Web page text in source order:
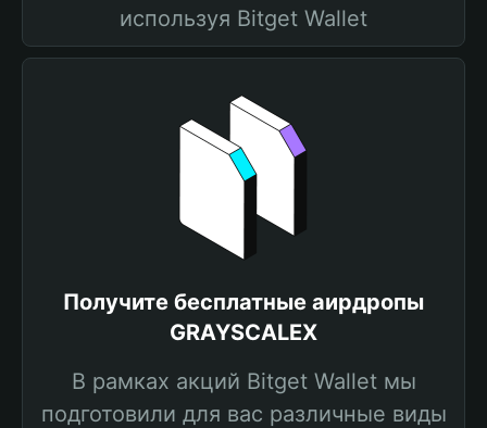
используя Bitget Wallet
Получите бесплатные аирдропы
GRAYSCALEX
В рамках акций Bitget Wallet мы
подготовили для вас различные виды